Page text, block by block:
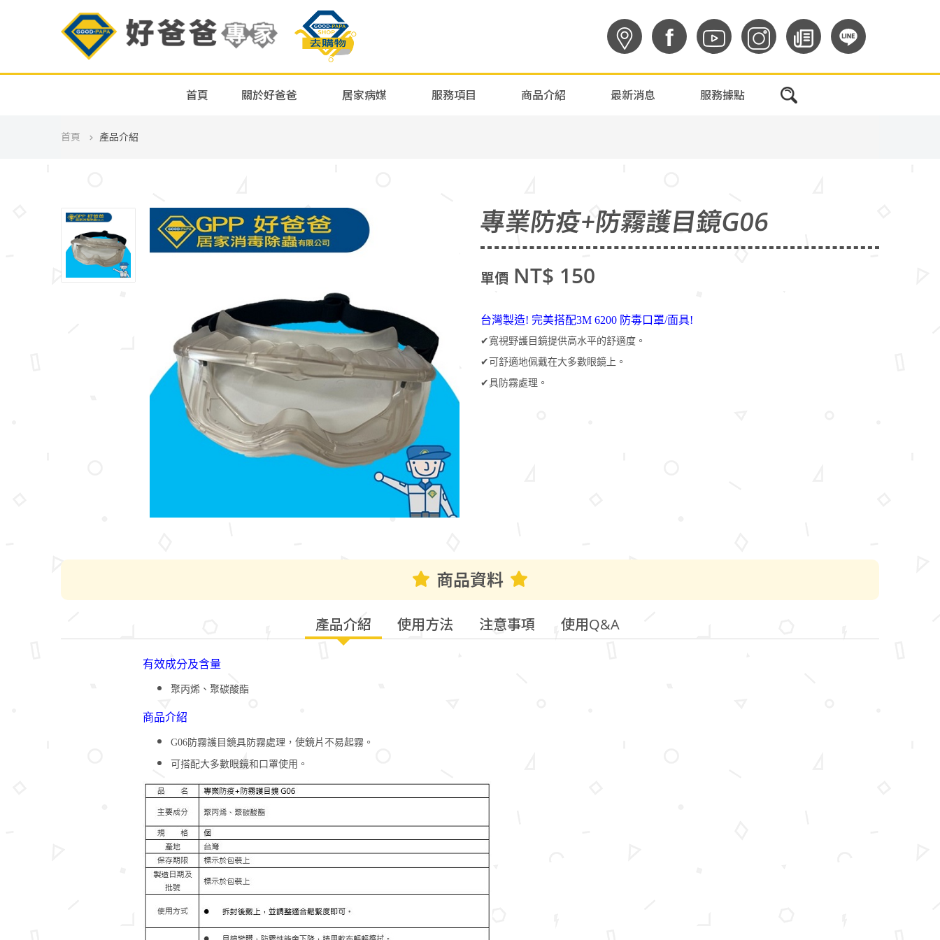
f
首頁 關於好爸爸 居家病媒 服務項目 商品介紹 最新消息 服務據點
首頁 產品介紹
專業防疫+防霧護目鏡G06
單價 NT$ 150
台灣製造! 完美搭配3M 6200 防毒口罩/面具!
✔寬視野護目鏡提供高水平的舒適度。
✔可舒適地佩戴在大多數眼鏡上。
✔具防霧處理。
商品資料
產品介紹 使用方法 注意事項 使用Q&A
有效成分及含量
聚丙烯、聚碳酸酯
商品介紹
G06防霧護目鏡具防霧處理，使鏡片不易起霧。
可搭配大多數眼鏡和口罩使用。